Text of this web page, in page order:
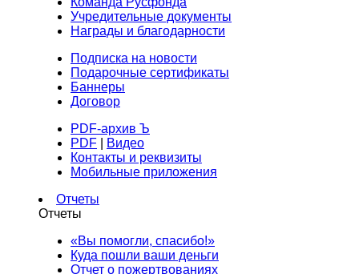
Учредительные документы
Награды и благодарности
Подписка на новости
Подарочные сертификаты
Баннеры
Договор
PDF-архив Ъ
PDF
Видео
Контакты и реквизиты
Мобильные приложения
Отчеты
Отчеты
«Вы помогли, спасибо!»
Куда пошли ваши деньги
Отчет о пожертвованиях